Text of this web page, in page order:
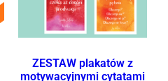
ZESTAW plakatów z
motywacyjnymi cytatami